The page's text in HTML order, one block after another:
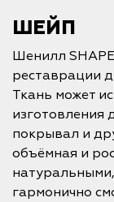
ШЕЙП
Шенилл
реставрации
Ткань может
покрывал и
объёмная и
гармонично